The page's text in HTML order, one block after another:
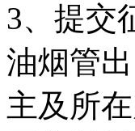
3、提交
油烟管
主及所